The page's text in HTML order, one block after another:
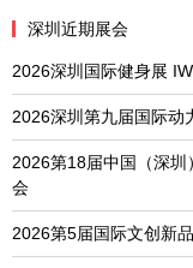
深圳近期展会
2026深圳国际健身展
2026深圳第九届国际动
2026第18届中国（深
会
2026第5届国际文创新